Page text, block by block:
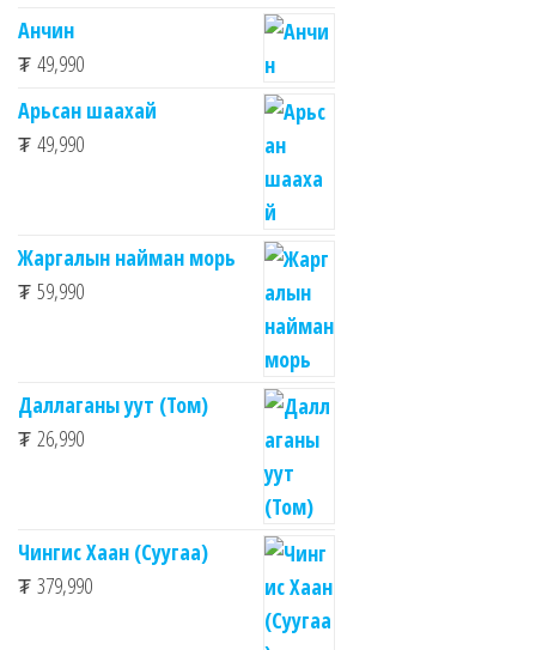
Анчин
₮ 49,990
Арьсан шаахай
₮ 49,990
Жаргалын найман морь
₮ 59,990
Даллаганы уут (Том)
₮ 26,990
Чингис Хаан (Суугаа)
₮ 379,990